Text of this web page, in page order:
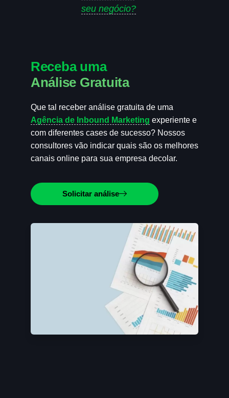
seu negócio?
Receba uma
Análise Gratuita
Que tal receber análise gratuita de uma
Agência de Inbound Marketing experiente e
com diferentes cases de sucesso? Nossos
consultores vão indicar quais são os melhores
canais online para sua empresa decolar.
Solicitar análise